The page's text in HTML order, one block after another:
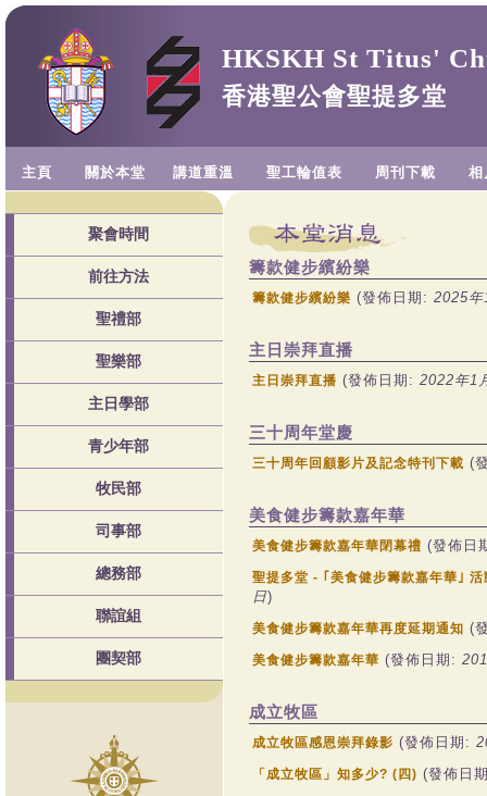
HKSKH St Titus'
香港聖公會聖提多堂
主頁 關於本堂 講道重溫 聖工輪值表 周刊下載 相
聚會時間
前往方法
聖禮部
聖樂部
主日學部
青少年部
牧民部
司事部
總務部
聯誼組
團契部
籌款健步繽紛樂
籌款健步繽紛樂 (發佈日期: 2025
主日崇拜直播
主日崇拜直播 (發佈日期: 2022年1
三十周年堂慶
三十周年回顧影片及記念特刊下載 (
美食健步籌款嘉年華
美食健步籌款嘉年華閉幕禮 (發佈日
聖提多堂 - ｢美食健步籌款嘉年華｣
日)
美食健步籌款嘉年華再度延期通知 (
美食健步籌款嘉年華 (發佈日期:
成立牧區
成立牧區感恩崇拜錄影 (發佈日期:
「成立牧區」知多少? (四) (發佈日